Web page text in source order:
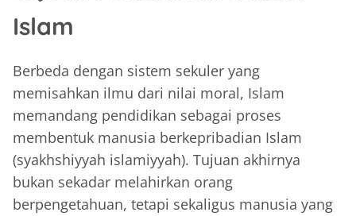
Islam
Berbeda dengan sistem sekuler yang
memisahkan ilmu dari nilai moral, Islam
memandang pendidikan sebagai proses
membentuk manusia berkepribadian Islam
(syakhshiyyah islamiyyah). Tujuan akhirnya
bukan sekadar melahirkan orang
berpengetahuan, tetapi sekaligus manusia yang